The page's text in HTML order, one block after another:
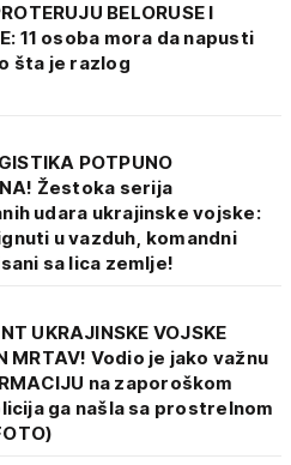
BELORUSE I
11 osoba mora da napusti
šta je razlog
POTPUNO
Žestoka serija
udara ukrajinske vojske:
u vazduh, komandni
sa lica zemlje!
UKRAJINSKE VOJSKE
MRTAV! Vodio je jako važnu
na zaporoškom
ga našla sa prostrelnom